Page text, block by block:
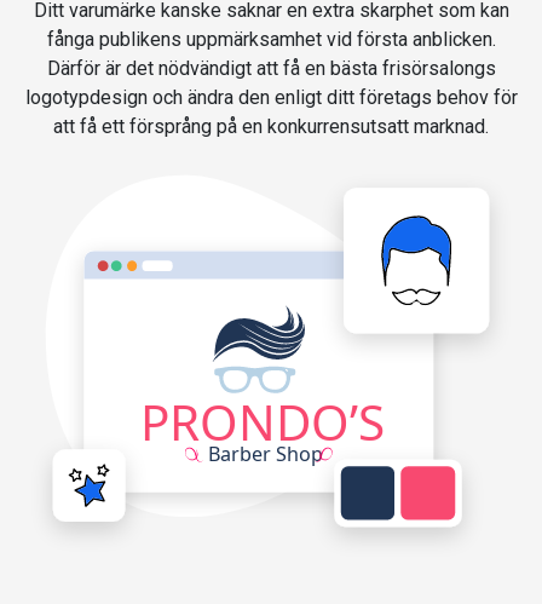
Ditt varumärke kanske saknar en extra skarphet som kan
fånga publikens uppmärksamhet vid första anblicken.
Därför är det nödvändigt att få en bästa frisörsalongs
logotypdesign och ändra den enligt ditt företags behov för
att få ett försprång på en konkurrensutsatt marknad.